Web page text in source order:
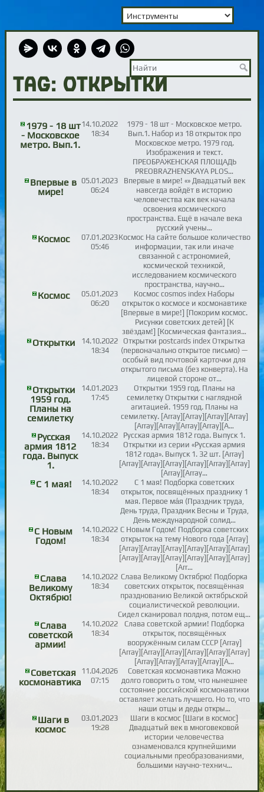
TAG: открытки
1979 - 18 шт
- Московское
метро. Вып.1.
14.10.2022
18:34
1979 - 18 шт - Московское метро.
Вып.1. Набор из 18 открыток про
Московское метро. 1979 год.
Изображения и текст.
ПРЕОБРАЖЕНСКАЯ ПЛОЩАДЬ
PREOBRAZHENSKAYA PLOS…
Впервые в
мире!
05.01.2023
06:24
Впервые в мире! «» Двадцатый век
навсегда войдёт в историю
человечества как век начала
освоения космического
пространства. Ещё в начале века
русский учены…
Космос
07.01.2023
05:46
Космос На сайте большое количество
информации, так или иначе
связанной с астрономией,
космической техникой,
исследованием космического
пространства, научно…
Космос
05.01.2023
06:20
Космос cosmos index Наборы
открыток о космосе и космонавтике
[Впервые в мире!] [Покорим космос.
Рисунки советских детей] [К
звёздам!] [Космическая фантазия…
Открытки
14.10.2022
18:34
Открытки postcards index Открытка
(первоначально открытое письмо) —
особый вид почтовой карточки для
открытого письма (без конверта). На
лицевой стороне от…
Открытки
1959 год.
Планы на
семилетку
14.01.2023
17:45
Открытки 1959 год. Планы на
семилетку Открытки с наглядной
агитацией. 1959 год. Планы на
семилетку. [Array][Array][Array][Array]
[Array][Array][Array][Array][A…
Русская
армия 1812
года. Выпуск
1.
14.10.2022
18:34
Русская армия 1812 года. Выпуск 1.
Открытки из серии «Русская армия
1812 года». Выпуск 1. 32 шт. [Array]
[Array][Array][Array][Array][Array][Array]
[Array][Array…
С 1 мая!
14.10.2022
18:34
С 1 мая! Подборка советских
открыток, посвящённых празднику 1
мая. Первое ма́я (Праздник труда,
День труда, Праздник Весны и Труда,
День международной солид…
С Новым
Годом!
14.10.2022
18:34
С Новым Годом! Подборка советских
открыток на тему Нового года [Array]
[Array][Array][Array][Array][Array][Array]
[Array][Array][Array][Array][Array][Array]
[Arr…
Слава
Великому
Октябрю!
14.10.2022
18:34
Слава Великому Октябрю! Подборка
советских открыток, посвящённая
празднованию Великой октябрьской
социалистической революции.
Сидел сканировал полдня, потом ещ…
Слава
советской
армии!
14.10.2022
18:34
Слава советской армии! Подборка
открыток, посвящённых
вооружённым силам СССР [Array]
[Array][Array][Array][Array][Array][Array]
[Array][Array][Array][Array][A…
Советская
космонавтика
11.04.2026
07:15
Советская космонавтика Можно
долго говорить о том, что нынешнее
состояние российской космонавтики
оставляет желать лучшего. Но то, что
наши отцы и деды откры…
Шаги в
космос
03.01.2023
19:28
Шаги в космос [Шаги в космос]
Двадцатый век в многовековой
истории человечества
ознаменовался крупнейшими
социальными преобразованиями,
большими научно-технич…